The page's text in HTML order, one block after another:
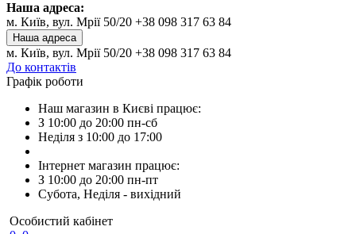
Наша адреса:
м. Київ, вул. Мрії 50/20 +38 098 317 63 84
Наша адреса
м. Київ, вул. Мрії 50/20 +38 098 317 63 84
До контактів
Графік роботи
Наш магазин в Києві працює:
З 10:00 до 20:00 пн-сб
Неділя з 10:00 до 17:00
Інтернет магазин працює:
З 10:00 до 20:00 пн-пт
Субота, Неділя - вихідний
Особистий кабінет